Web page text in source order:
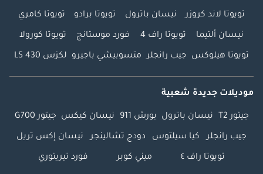
تويوتا لاند كروزر نيسان باترول تويوتا برادو تويوتا كامري
نيسان ألتيما تويوتا راف 4 فورد موستانج تويوتا كورولا
تويوتا هيلوكس جيب رانجلر متسوبيشي باجيرو لكزس LS 430
موديلات جديدة شعبية
جيتور T2 نيسان باترول بورش 911 نيسان كيكس جيتور G700
جيب رانجلر كيا سيلتوس دودج تشالينجر نيسان إكس تريل
تويوتا راف ٤ ميني كوبر فورد تيريتوري